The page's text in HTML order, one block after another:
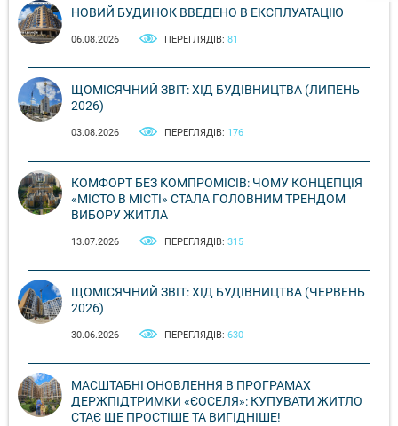
НОВИЙ БУДИНОК ВВЕДЕНО В ЕКСПЛУАТАЦІЮ
06.08.2026 ПЕРЕГЛЯДІВ: 81
ЩОМІСЯЧНИЙ ЗВІТ: ХІД БУДІВНИЦТВА (ЛИПЕНЬ
2026)
03.08.2026 ПЕРЕГЛЯДІВ: 176
КОМФОРТ БЕЗ КОМПРОМІСІВ: ЧОМУ КОНЦЕПЦІЯ
«МІСТО В МІСТІ» СТАЛА ГОЛОВНИМ ТРЕНДОМ
ВИБОРУ ЖИТЛА
13.07.2026 ПЕРЕГЛЯДІВ: 315
ЩОМІСЯЧНИЙ ЗВІТ: ХІД БУДІВНИЦТВА (ЧЕРВЕНЬ
2026)
30.06.2026 ПЕРЕГЛЯДІВ: 630
МАСШТАБНІ ОНОВЛЕННЯ В ПРОГРАМАХ
ДЕРЖПІДТРИМКИ «ЄОСЕЛЯ»: КУПУВАТИ ЖИТЛО
СТАЄ ЩЕ ПРОСТІШЕ ТА ВИГІДНІШЕ!